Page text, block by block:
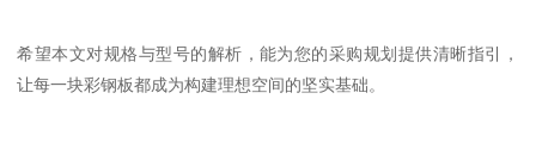
希望本文对规格与型号的解析，能为您的采购规划提供清晰指引，
让每一块彩钢板都成为构建理想空间的坚实基础。